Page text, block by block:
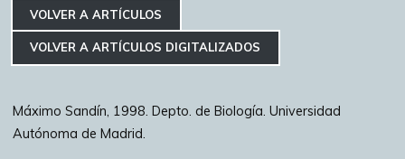
p
y
n
k
at
s
p
p
e
gr
m
c
e
o
itt
er
ai
l
m
rti
VOLVER A ARTÍCULOS
VOLVER A ARTÍCULOS DIGITALIZADOS
Máximo Sandín, 1998. Depto. de Biología. Universidad
Autónoma de Madrid.